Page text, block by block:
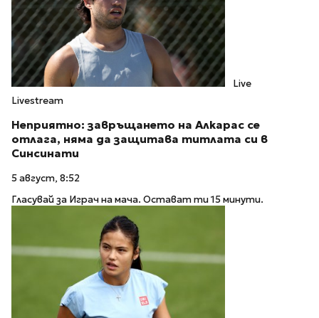
Live
Livestream
Неприятно: завръщането на Алкарас се
отлага, няма да защитава титлата си в
Синсинати
5 август, 8:52
Гласувай за Играч на мача. Остават ти 15 минути.